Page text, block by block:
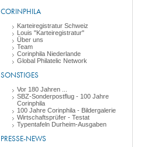
CORINPHILA
Karteiregistratur Schweiz
Louis "Karteiregistratur"
Über uns
Team
Corinphila Niederlande
Global Philatelic Network
SONSTIGES
Vor 180 Jahren ...
SBZ-Sonderpostflug - 100 Jahre
Corinphila
100 Jahre Corinphila - Bildergalerie
Wirtschaftsprüfer - Testat
Typentafeln Durheim-Ausgaben
PRESSE-NEWS